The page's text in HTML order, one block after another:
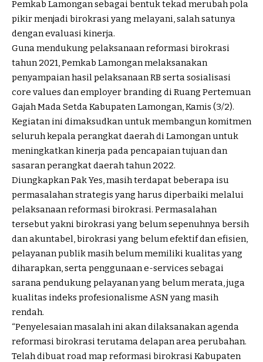
Pemkab Lamongan sebagai bentuk tekad merubah pola
pikir menjadi birokrasi yang melayani, salah satunya
dengan evaluasi kinerja.
Guna mendukung pelaksanaan reformasi birokrasi
tahun 2021, Pemkab Lamongan melaksanakan
penyampaian hasil pelaksanaan RB serta sosialisasi
core values dan employer branding di Ruang Pertemuan
Gajah Mada Setda Kabupaten Lamongan, Kamis (3/2).
Kegiatan ini dimaksudkan untuk membangun komitmen
seluruh kepala perangkat daerah di Lamongan untuk
meningkatkan kinerja pada pencapaian tujuan dan
sasaran perangkat daerah tahun 2022.
Diungkapkan Pak Yes, masih terdapat beberapa isu
permasalahan strategis yang harus diperbaiki melalui
pelaksanaan reformasi birokrasi. Permasalahan
tersebut yakni birokrasi yang belum sepenuhnya bersih
dan akuntabel, birokrasi yang belum efektif dan efisien,
pelayanan publik masih belum memiliki kualitas yang
diharapkan, serta penggunaan e-services sebagai
sarana pendukung pelayanan yang belum merata, juga
kualitas indeks profesionalisme ASN yang masih
rendah.
“Penyelesaian masalah ini akan dilaksanakan agenda
reformasi birokrasi terutama delapan area perubahan.
Telah dibuat road map reformasi birokrasi Kabupaten